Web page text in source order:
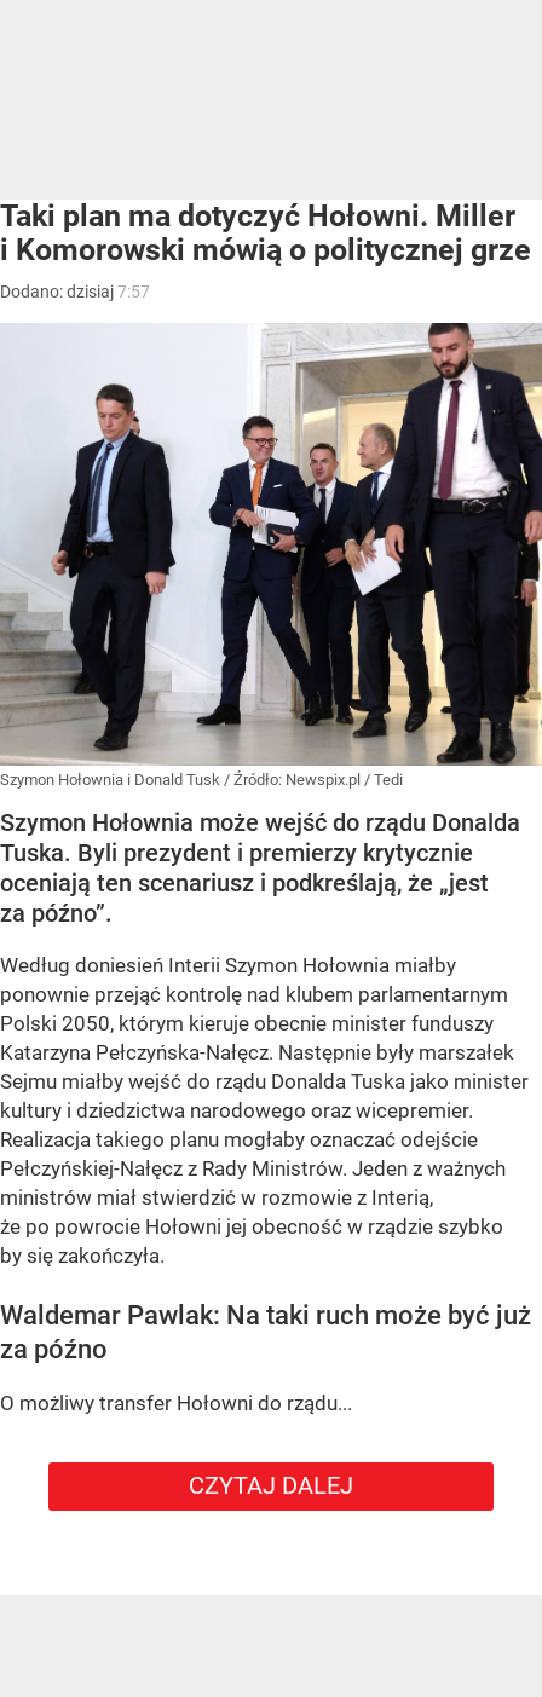
Taki plan ma dotyczyć Hołowni. Miller
i Komorowski mówią o politycznej grze
Dodano:dzisiaj7:57
Szymon Hołownia i Donald Tusk / Źródło: Newspix.pl / Tedi
Szymon Hołownia może wejść do rządu Donalda
Tuska. Byli prezydent i premierzy krytycznie
oceniają ten scenariusz i podkreślają, że „jest
za późno”.
Według doniesień Interii Szymon Hołownia miałby
ponownie przejąć kontrolę nad klubem parlamentarnym
Polski 2050, którym kieruje obecnie minister funduszy
Katarzyna Pełczyńska-Nałęcz. Następnie były marszałek
Sejmu miałby wejść do rządu Donalda Tuska jako minister
kultury i dziedzictwa narodowego oraz wicepremier.
Realizacja takiego planu mogłaby oznaczać odejście
Pełczyńskiej-Nałęcz z Rady Ministrów. Jeden z ważnych
ministrów miał stwierdzić w rozmowie z Interią,
że po powrocie Hołowni jej obecność w rządzie szybko
by się zakończyła.
Waldemar Pawlak: Na taki ruch może być już
za późno
O możliwy transfer Hołowni do rządu...
CZYTAJ DALEJ